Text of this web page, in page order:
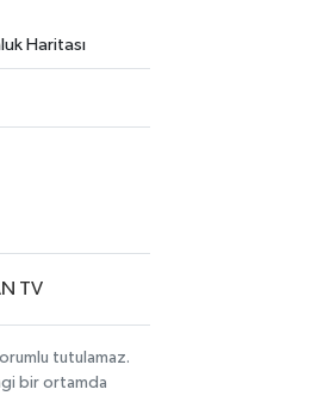
Haritası
TV
tutulamaz.
bir ortamda